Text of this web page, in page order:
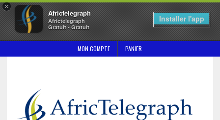
×
Africtelegraph
Africtelegraph
Gratuit - Gratuit
Installer l'app
MON COMPTE PANIER